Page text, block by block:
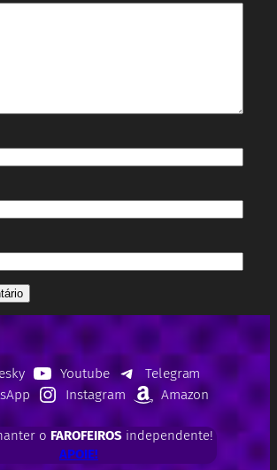
Youtube
Telegram
Instagram Amazon
o FAROFEIROSindependente!
APOIE!